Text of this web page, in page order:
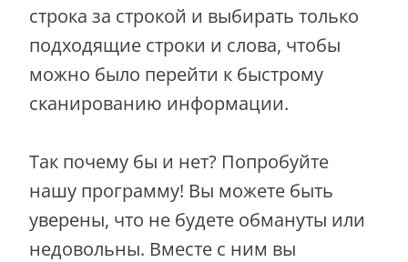
строка за строкой и выбирать только
подходящие строки и слова, чтобы
можно было перейти к быстрому
сканированию информации.
Так почему бы и нет? Попробуйте
нашу программу! Вы можете быть
уверены, что не будете обмануты или
недовольны. Вместе с ним вы